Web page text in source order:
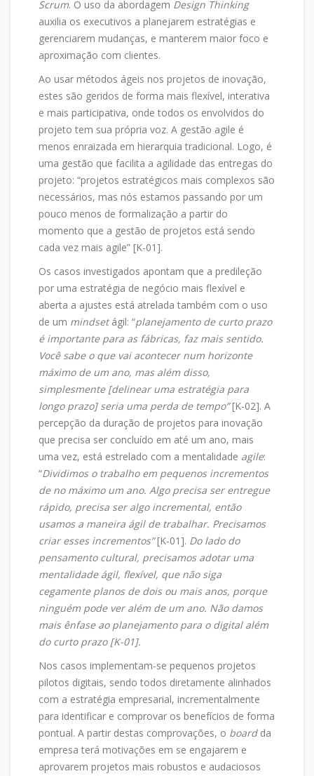
Scrum. O uso da abordagem Design Thinking
auxilia os executivos a planejarem estratégias e
gerenciarem mudanças, e manterem maior foco e
aproximação com clientes.
Ao usar métodos ágeis nos projetos de inovação,
estes são geridos de forma mais flexível, interativa
e mais participativa, onde todos os envolvidos do
projeto tem sua própria voz. A gestão agile é
menos enraizada em hierarquia tradicional. Logo, é
uma gestão que facilita a agilidade das entregas do
projeto: “projetos estratégicos mais complexos são
necessários, mas nós estamos passando por um
pouco menos de formalização a partir do
momento que a gestão de projetos está sendo
cada vez mais agile” [K-01].
Os casos investigados apontam que a predileção
por uma estratégia de negócio mais flexível e
aberta a ajustes está atrelada também com o uso
de um mindsetágil: “planejamento de curto prazo
é importante para as fábricas, faz mais sentido.
Você sabe o que vai acontecer num horizonte
máximo de um ano, mas além disso,
simplesmente [delinear uma estratégia para
longo prazo] seria uma perda de tempo”[K-02]. A
percepção da duração de projetos para inovação
que precisa ser concluído em até um ano, mais
uma vez, está estrelado com a mentalidade agile:
“Dividimos o trabalho em pequenos incrementos
de no máximo um ano. Algo precisa ser entregue
rápido, precisa ser algo incremental, então
usamos a maneira ágil de trabalhar. Precisamos
criar esses incrementos”[K-01]. Do lado do
pensamento cultural, precisamos adotar uma
mentalidade ágil, flexível, que não siga
cegamente planos de dois ou mais anos, porque
ninguém pode ver além de um ano. Não damos
mais ênfase ao planejamento para o digital além
do curto prazo [K-01].
Nos casos implementam-se pequenos projetos
pilotos digitais, sendo todos diretamente alinhados
com a estratégia empresarial, incrementalmente
para identificar e comprovar os benefícios de forma
pontual. A partir destas comprovações, o boardda
empresa terá motivações em se engajarem e
aprovarem projetos mais robustos e audaciosos